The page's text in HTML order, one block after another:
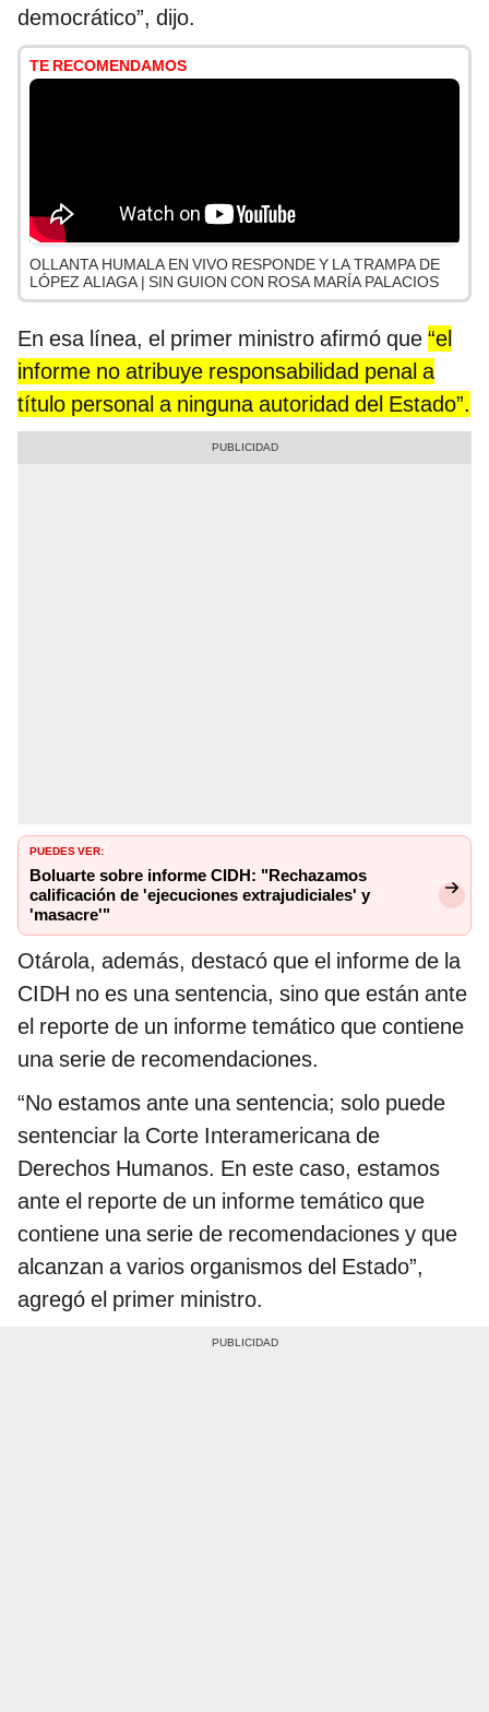
democrático”, dijo.
TE RECOMENDAMOS
OLLANTA HUMALA EN VIVO RESPONDE Y LA TRAMPA DE
LÓPEZ ALIAGA | SIN GUION CON ROSA MARÍA PALACIOS
En esa línea, el primer ministro afirmó que “el
informe no atribuye responsabilidad penal a
título personal a ninguna autoridad del Estado”.
PUEDES VER:
Boluarte sobre informe CIDH: "Rechazamos
calificación de 'ejecuciones extrajudiciales' y
'masacre'"
Otárola, además, destacó que el informe de la
CIDH no es una sentencia, sino que están ante
el reporte de un informe temático que contiene
una serie de recomendaciones.
“No estamos ante una sentencia; solo puede
sentenciar la Corte Interamericana de
Derechos Humanos. En este caso, estamos
ante el reporte de un informe temático que
contiene una serie de recomendaciones y que
alcanzan a varios organismos del Estado”,
agregó el primer ministro.